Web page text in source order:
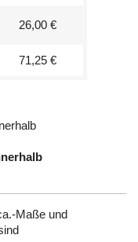
26,00 €
71,25 €